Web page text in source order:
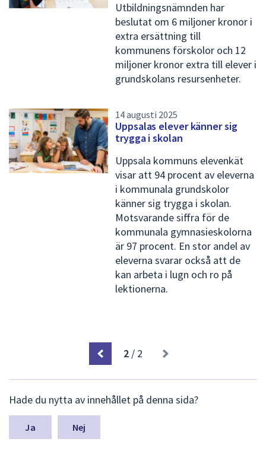
Utbildningsnämnden har
beslutat om 6 miljoner kronor i
extra ersättning till
kommunens förskolor och 12
miljoner kronor extra till elever i
grundskolans resursenheter.
14 augusti 2025
Uppsalas elever känner sig
trygga i skolan
Uppsala kommuns elevenkät
visar att 94 procent av eleverna
i kommunala grundskolor
känner sig trygga i skolan.
Motsvarande siffra för de
kommunala gymnasieskolorna
är 97 procent. En stor andel av
eleverna svarar också att de
kan arbeta i lugn och ro på
lektionerna.
2 / 2
ä
m
a
Hade du nytta av innehållet på denna sida?
Nej